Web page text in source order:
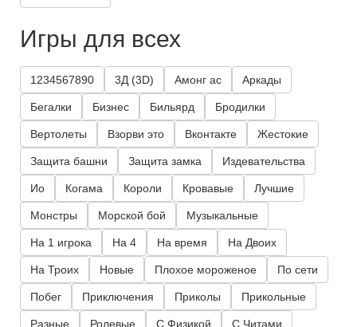
Игры для всех
1234567890 3Д (3D) Амонг ас Аркады
Бегалки Бизнес Бильярд Бродилки
Вертолеты Взорви это Вконтакте Жестокие
Защита башни Защита замка Издевательства
Ио Когама Короли Кровавые Лучшие
Монстры Морской бой Музыкальные
На 1 игрока На 4 На время На Двоих
На Троих Новые Плохое мороженое По сети
Побег Приключения Приколы Прикольные
Разные Ролевые С Физикой С Читами